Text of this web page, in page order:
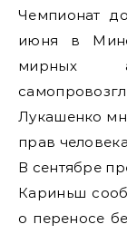
Чемпионат
июня в
мирных
Лукашенко
прав
В сентябре
Кариньш
о переносе